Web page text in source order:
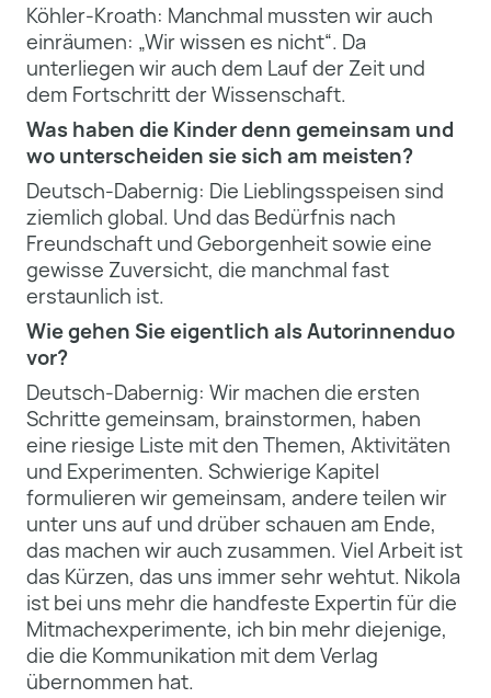
Köhler-Kroath: Manchmal mussten wir auch
einräumen: „Wir wissen es nicht“. Da
unterliegen wir auch dem Lauf der Zeit und
dem Fortschritt der Wissenschaft.
Was haben die Kinder denn gemeinsam und
wo unterscheiden sie sich am meisten?
Deutsch-Dabernig: Die Lieblingsspeisen sind
ziemlich global. Und das Bedürfnis nach
Freundschaft und Geborgenheit sowie eine
gewisse Zuversicht, die manchmal fast
erstaunlich ist.
Wie gehen Sie eigentlich als Autorinnenduo
vor?
Deutsch-Dabernig: Wir machen die ersten
Schritte gemeinsam, brainstormen, haben
eine riesige Liste mit den Themen, Aktivitäten
und Experimenten. Schwierige Kapitel
formulieren wir gemeinsam, andere teilen wir
unter uns auf und drüber schauen am Ende,
das machen wir auch zusammen. Viel Arbeit ist
das Kürzen, das uns immer sehr wehtut. Nikola
ist bei uns mehr die handfeste Expertin für die
Mitmachexperimente, ich bin mehr diejenige,
die die Kommunikation mit dem Verlag
übernommen hat.